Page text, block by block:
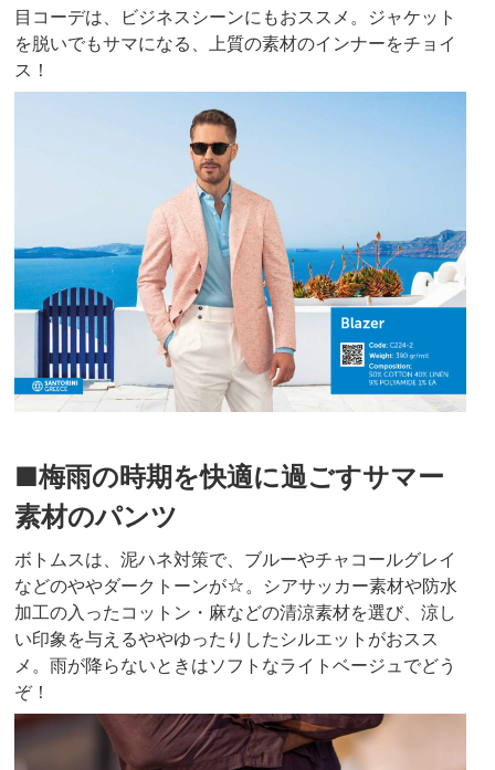
目コーデは、ビジネスシーンにもおススメ。ジャケット
を脱いでもサマになる、上質の素材のインナーをチョイ
ス！
■梅雨の時期を快適に過ごすサマー
素材のパンツ
ボトムスは、泥ハネ対策で、ブルーやチャコールグレイ
などのややダークトーンが☆。シアサッカー素材や防水
加工の入ったコットン・麻などの清涼素材を選び、涼し
い印象を与えるややゆったりしたシルエットがおスス
メ。雨が降らないときはソフトなライトベージュでどう
ぞ！